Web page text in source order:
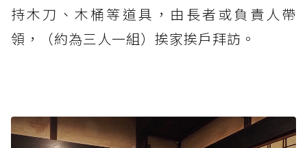
持木刀、木桶等道具，由長者或負責人帶
領，（約為三人一組）挨家挨戶拜訪。